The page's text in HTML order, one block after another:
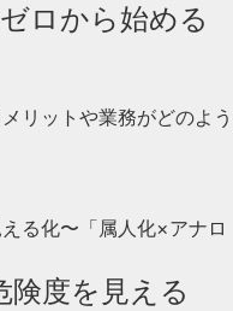
ロから始める
リットや業務がどのよう
険度を見える